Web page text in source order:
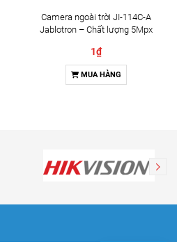
Camera ngoài trời JI-114C-A
Jablotron – Chất lượng 5Mpx
1₫
MUA HÀNG